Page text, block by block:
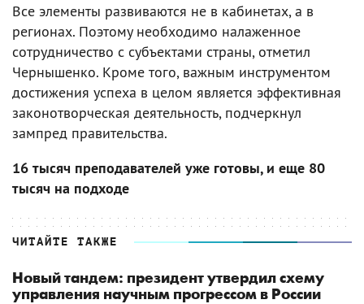
Все элементы развиваются не в кабинетах, а в
регионах. Поэтому необходимо налаженное
сотрудничество с субъектами страны, отметил
Чернышенко. Кроме того, важным инструментом
достижения успеха в целом является эффективная
законотворческая деятельность, подчеркнул
зампред правительства.
16 тысяч преподавателей уже готовы, и еще 80
тысяч на подходе
ЧИТАЙТЕ ТАКЖЕ
Новый тандем: президент утвердил схему
управления научным прогрессом в России